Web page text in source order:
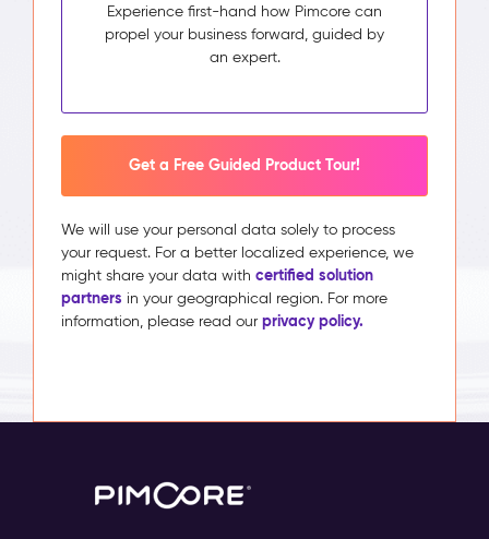
Experience first-hand how Pimcore can
propel your business forward, guided by
an expert.
Get a Free Guided Product Tour!
We will use your personal data solely to process
your request. For a better localized experience, we
might share your data with certified solution
partners in your geographical region. For more
information, please read our privacy policy.